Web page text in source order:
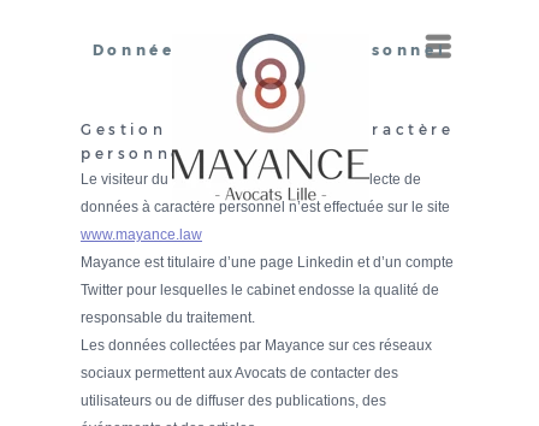
Menu
Données à caractère personnel
Gestion des données à caractère
personnel sur le Site
Le visiteur du Site est informé qu’aucune collecte de
données à caractère personnel n’est effectuée sur le site
www.mayance.law
Mayance est titulaire d’une page Linkedin et d’un compte
Twitter pour lesquelles le cabinet endosse la qualité de
responsable du traitement.
Les données collectées par Mayance sur ces réseaux
sociaux permettent aux Avocats de contacter des
utilisateurs ou de diffuser des publications, des